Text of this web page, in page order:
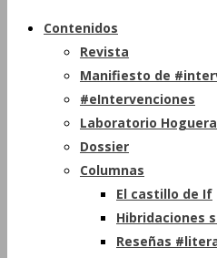
Contenidos
Revista
Manifiesto de
#eIntervenciones
Laboratorio Hoguera
Dossier
Columnas
El castillo de If
Hibridaciones
Reseñas